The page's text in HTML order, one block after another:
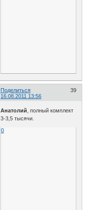
Поделиться
39
16.08.2011 13:56
Анатолий , полный комплект
3-3,5 тысячи.
0